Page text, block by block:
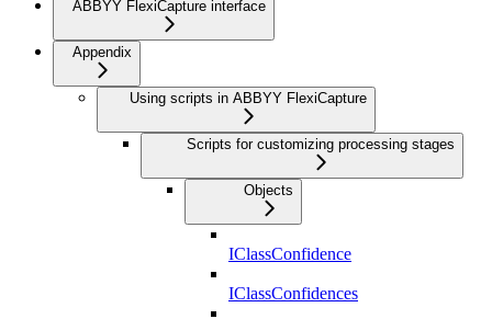
ABBYY FlexiCapture interface
Appendix
Using scripts in ABBYY FlexiCapture
Scripts for customizing processing stages
Objects
IClassConfidence
IClassConfidences